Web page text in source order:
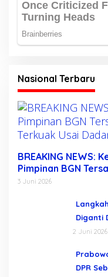
Nasional Terbaru
BREAKING NEWS:
Pimpinan BGN
Terkuak Usai
3 Juni 2026
Diganti
Gratis
2 Juni 2026
DPR